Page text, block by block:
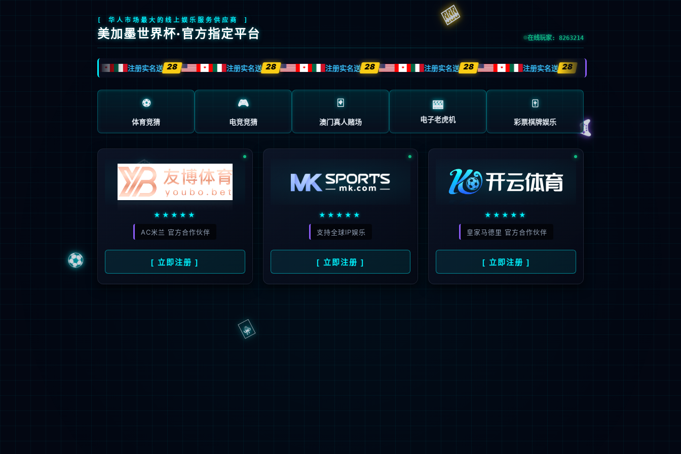
抱歉，页面无法访问...
可能原因：网址有错误 >请检查地址是否完整或存在多余字符;
网址已失效 >可能页面已删除，活动已下线等